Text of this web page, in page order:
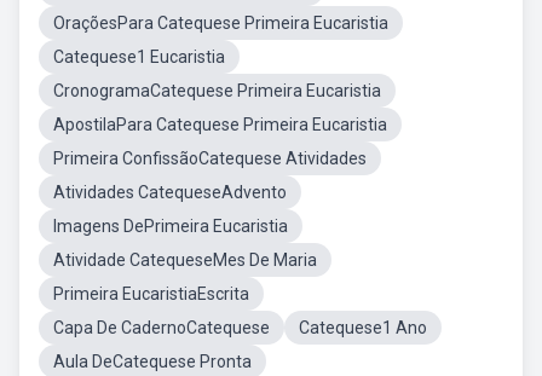
OraçõesPara Catequese Primeira Eucaristia
Catequese1 Eucaristia
CronogramaCatequese Primeira Eucaristia
ApostilaPara Catequese Primeira Eucaristia
Primeira ConfissãoCatequese Atividades
Atividades CatequeseAdvento
Imagens DePrimeira Eucaristia
Atividade CatequeseMes De Maria
Primeira EucaristiaEscrita
Capa De CadernoCatequese
Catequese1 Ano
Aula DeCatequese Pronta